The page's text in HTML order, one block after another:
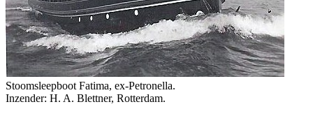
Stoomsleepboot Fatima, ex-Petronella.
Inzender: H. A. Blettner, Rotterdam.